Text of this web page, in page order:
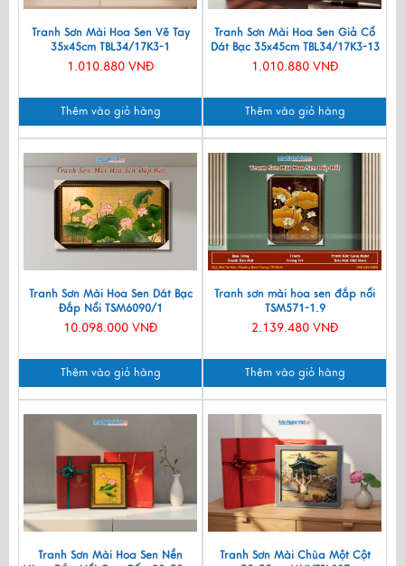
Tranh Sơn Mài Hoa Sen Vẽ Tay
35x45cm TBL34/17K3-1
1.010.880 VNĐ
Thêm vào giỏ hàng
Tranh Sơn Mài Hoa Sen Giả Cổ
Dát Bạc 35x45cm TBL34/17K3-13
1.010.880 VNĐ
Thêm vào giỏ hàng
Tranh Sơn Mài Hoa Sen Dát Bạc
Đắp Nổi TSM6090/1
10.098.000 VNĐ
Thêm vào giỏ hàng
Tranh sơn mài hoa sen đắp nổi
TSM571-1.9
2.139.480 VNĐ
Thêm vào giỏ hàng
Tranh Sơn Mài Hoa Sen Nền
Tranh Sơn Mài Chùa Một Cột